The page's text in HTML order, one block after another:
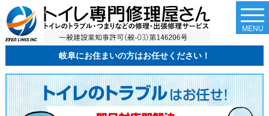
岐阜にお住まいの方はお任せください！
MENU